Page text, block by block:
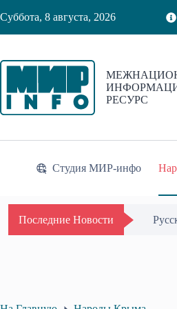
к
Суббота, 8 августа, 2026
РЕСУРС
Студия МИР-инфо
Последние Новости